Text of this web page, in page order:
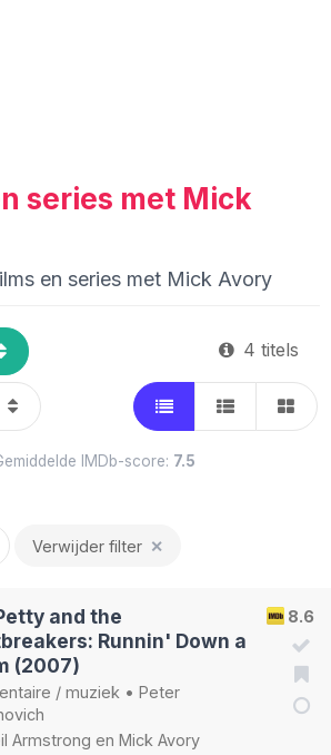
series met Mick
en series met Mick Avory
4 titels
IMDb-score: 7.5
Verwijder filter ✕
8.6
and the
Runnin' Down a
(2007)
/ muziek • Peter
Armstrong en Mick Avory